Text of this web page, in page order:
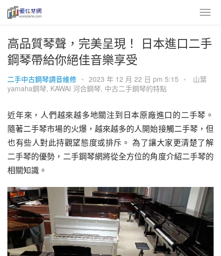
高品質琴聲，完美呈現！ 日本進口二手
鋼琴帶給你絕佳音樂享受
二手中古鋼琴調音維修 • 2023 年 12 月 22 日 pm 5:15 •
山葉
yamaha鋼琴, KAWAI 河合鋼琴, 中古二手鋼琴的特點
近年來，人們越來越多地關注到日本原廠進口的二手琴。
隨著二手琴市場的火爆，越來越多的人開始接觸二手琴，但
也有些人對此持觀望態度或排斥。 為了讓大家更清楚了解
二手琴的優勢，二手鋼琴網將從全方位的角度介紹二手琴的
相關知識。